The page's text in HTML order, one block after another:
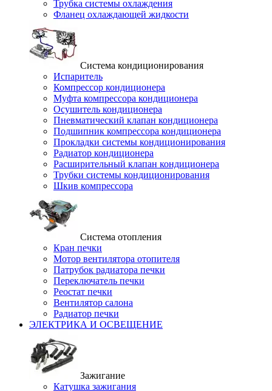
Трубка системы охлаждения
Фланец охлаждающей жидкости
Система кондиционирования
Испаритель
Компрессор кондиционера
Муфта компрессора кондиционера
Осушитель кондиционера
Пневматический клапан кондиционера
Подшипник компрессора кондиционера
Прокладки системы кондиционирования
Радиатор кондиционера
Расширительный клапан кондиционера
Трубки системы кондиционирования
Шкив компрессора
Система отопления
Кран печки
Мотор вентилятора отопителя
Патрубок радиатора печки
Переключатель печки
Реостат печки
Вентилятор салона
Радиатор печки
ЭЛЕКТРИКА И ОСВЕЩЕНИЕ
Зажигание
Катушка зажигания